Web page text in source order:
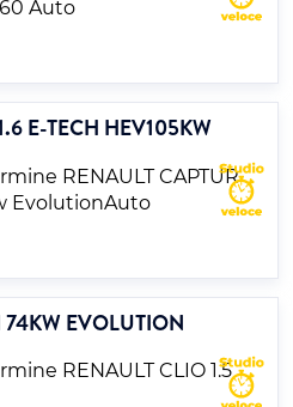
E-TECH HEV105KW
EVOLUTION